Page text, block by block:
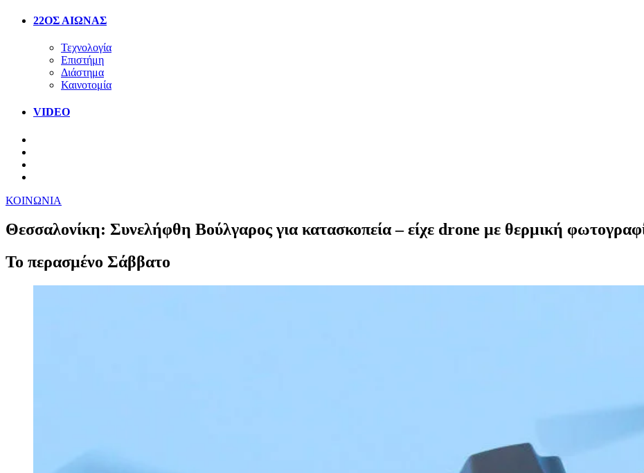
22ΟΣ ΑΙΩΝΑΣ
Τεχνολογία
Επιστήμη
Διάστημα
Καινοτομία
VIDEO
ΚΟΙΝΩΝΙΑ
Θεσσαλονίκη: Συνελήφθη Βούλγαρος για κατασκοπεία – είχε drone με θερμική
Το περασμένο Σάββατο